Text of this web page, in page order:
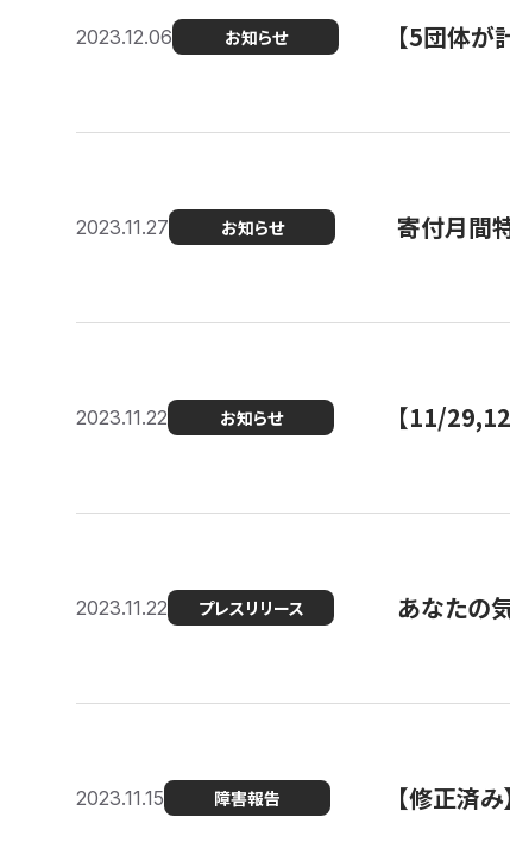
2023.12.06 お知らせ 【5団体
2023.11.27 お知らせ 寄付月間
2023.11.22 お知らせ 【11/
2023.11.22 プレスリリース あなたの
2023.11.15 障害報告 【修正済